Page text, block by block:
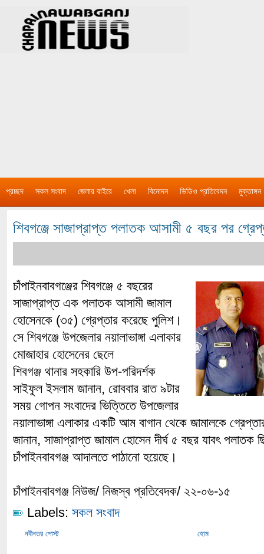
প্রচ্ছদ সকল সংবাদ জেলার বাইরে খেলা বিনোদন ভিডিও প্রতিবেদন মুক্তাঙ্গন
শিবগঞ্জে সাজাপ্রাপ্ত পলাতক আসামী ৫ বছর পর
চাঁপাইনবাবগঞ্জের শিবগঞ্জে ৫ বছরের
সাজাপ্রাপ্ত এক পলাতক আসামী জামাল
হোসেনকে (৩৫) গ্রেপ্তার করেছে পুলিশ।
সে শিবগঞ্জে উপজেলার নয়ালাভাঙ্গা এলাকার
মোজাহার হোসেনের ছেলে
শিবগঞ্জ থানার সহকারি উপ-পরিদর্শক
সাইফুল ইসলাম জানান, রোববার রাত ৯টার
সময় গোপন সংবাদের ভিত্তিতে উপজেলার
নয়ালাভাঙ্গা এলাকার একটি আম বাগান থেকে জামালকে
জানান, সাজাপ্রাপ্ত জামাল হোসেন দীর্ঘ ৫ বছর যাবৎ পলাতক
চাঁপাইনবাবগঞ্জ আদালতে পাঠানো হয়েছে।
চাঁপাইনবাবগঞ্জ নিউজ/ নিজস্ব প্রতিবেদক/ ২২-০৬-১৫
Labels: সকল সংবাদ
নবীনতর পোস্ট হোম